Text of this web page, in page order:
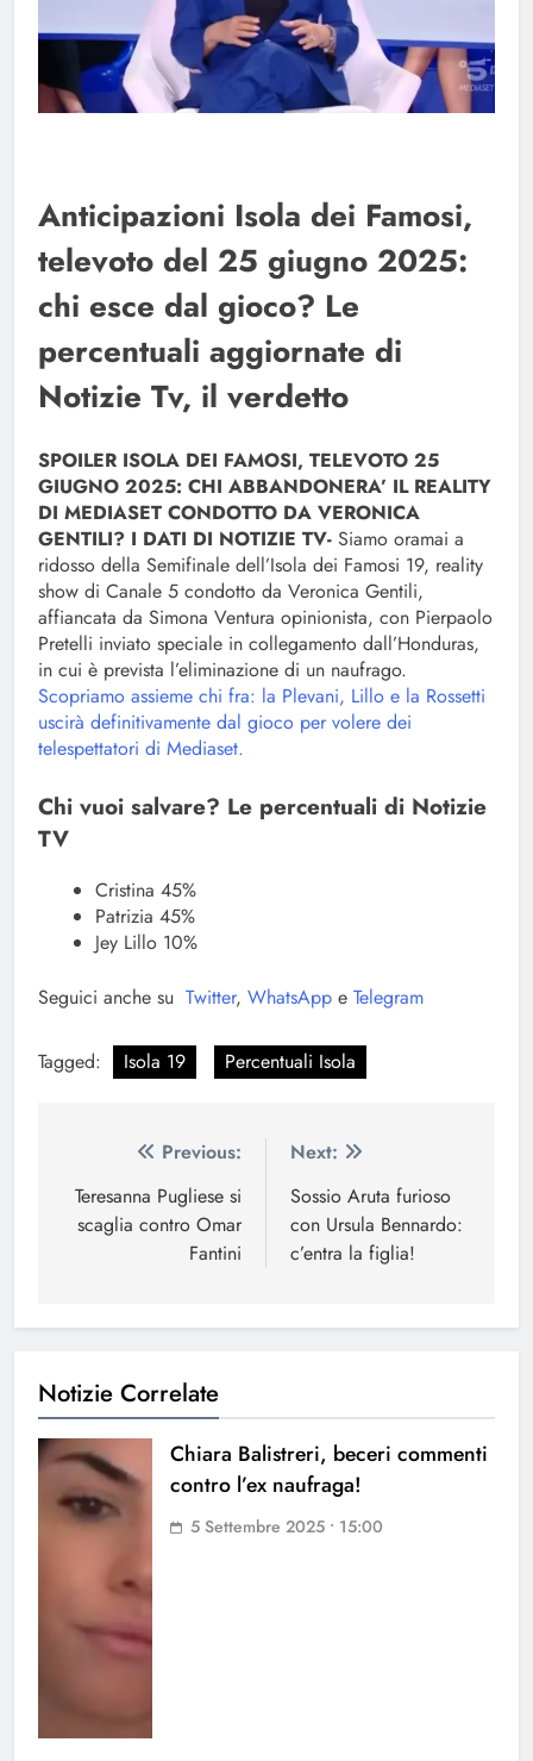
Anticipazioni Isola dei Famosi,
televoto del 25 giugno 2025:
chi esce dal gioco? Le
percentuali aggiornate di
Notizie Tv, il verdetto
SPOILER ISOLA DEI FAMOSI, TELEVOTO 25
GIUGNO 2025: CHI ABBANDONERA’ IL REALITY
DI MEDIASET CONDOTTO DA VERONICA
GENTILI? I DATI DI NOTIZIE TV- Siamo oramai a
ridosso della Semifinale dell’Isola dei Famosi 19, reality
show di Canale 5 condotto da Veronica Gentili,
affiancata da Simona Ventura opinionista, con Pierpaolo
Pretelli inviato speciale in collegamento dall’Honduras,
in cui è prevista l’eliminazione di un naufrago.
Scopriamo assieme chi fra: la Plevani, Lillo e la Rossetti
uscirà definitivamente dal gioco per volere dei
telespettatori di Mediaset.
Chi vuoi salvare? Le percentuali di Notizie
TV
Cristina 45%
Patrizia 45%
Jey Lillo 10%
Seguici anche su Twitter, WhatsApp e Telegram
Tagged: Isola 19 Percentuali Isola
Navigazione
articoli
Previous:
Teresanna Pugliese si
scaglia contro Omar
Fantini
Next:
Sossio Aruta furioso
con Ursula Bennardo:
c’entra la figlia!
Notizie Correlate
Chiara Balistreri, beceri commenti
contro l’ex naufraga!
5 Settembre 2025 • 15:00